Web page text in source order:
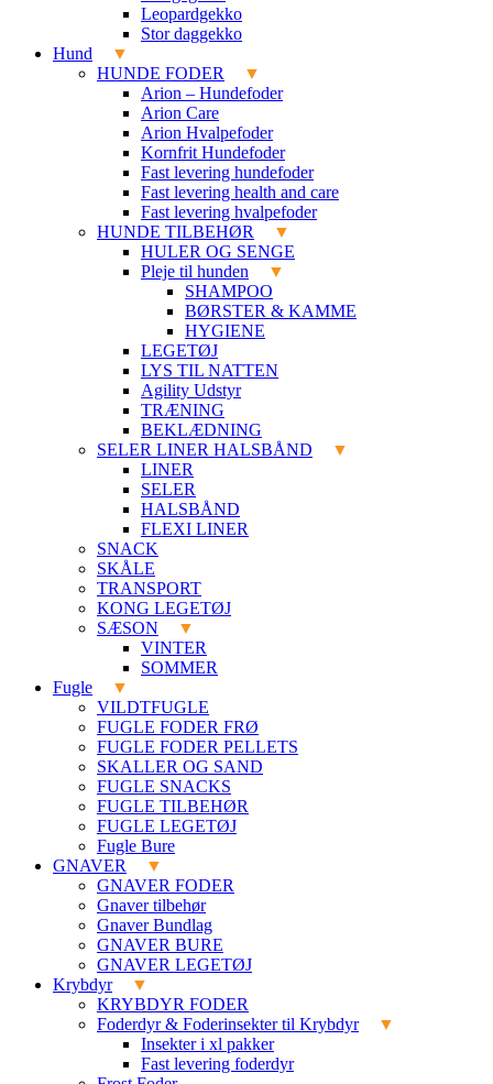
Leopardgekko
Stor daggekko
Hund
HUNDE FODER
Arion – Hundefoder
Arion Care
Arion Hvalpefoder
Kornfrit Hundefoder
Fast levering hundefoder
Fast levering health and care
Fast levering hvalpefoder
HUNDE TILBEHØR
HULER OG SENGE
Pleje til hunden
SHAMPOO
BØRSTER & KAMME
HYGIENE
LEGETØJ
LYS TIL NATTEN
Agility Udstyr
TRÆNING
BEKLÆDNING
SELER LINER HALSBÅND
LINER
SELER
HALSBÅND
FLEXI LINER
SNACK
SKÅLE
TRANSPORT
KONG LEGETØJ
SÆSON
VINTER
SOMMER
Fugle
VILDTFUGLE
FUGLE FODER FRØ
FUGLE FODER PELLETS
SKALLER OG SAND
FUGLE SNACKS
FUGLE TILBEHØR
FUGLE LEGETØJ
Fugle Bure
GNAVER
GNAVER FODER
Gnaver tilbehør
Gnaver Bundlag
GNAVER BURE
GNAVER LEGETØJ
Krybdyr
KRYBDYR FODER
Foderdyr & Foderinsekter til Krybdyr
Insekter i xl pakker
Fast levering foderdyr